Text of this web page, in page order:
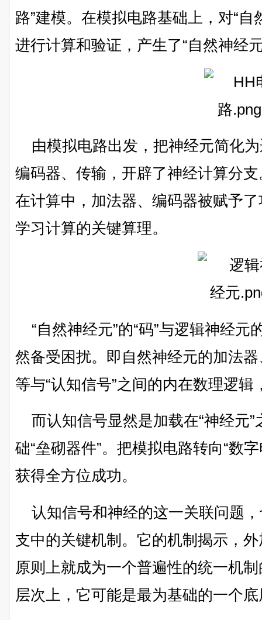
路”建模。在模拟电路基础上，对“
进行计算和验证，产生了“自然神经
由模拟电路出发，把神经元简化
编码器、传输，开辟了神经计算分
在计算中，加法器、编码器被赋予
学习计算的关键算理。
“自然神经元”的“码”与逻辑神经
然备受困扰。即自然神经元的加法
等与“认知信号”之间的内在数理逻
而认知信号显然是加载在“神经元
础“垒砌器件”。把模拟电路转向“数
获得全方位成功。
认知信号和神经的这一关联问题
支中的关键机制。它的机制揭示，
原则上就成为一个普遍性的统一机
层次上，它可能是最为基础的一个